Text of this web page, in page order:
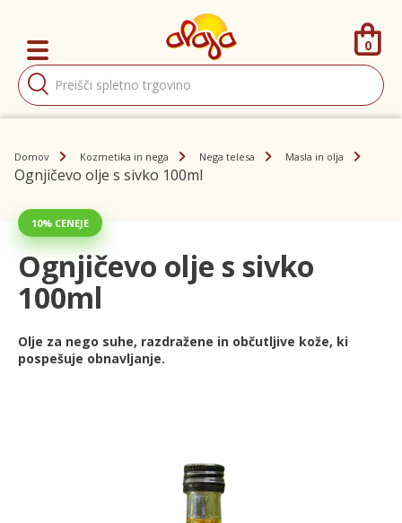
Products
search
0
Domov Kozmetika in nega Nega telesa Masla in olja
Ognjičevo olje s sivko 100ml
10% CENEJE
Ognjičevo olje s sivko
100ml
Olje za nego suhe, razdražene in občutljive kože, ki
pospešuje obnavljanje.